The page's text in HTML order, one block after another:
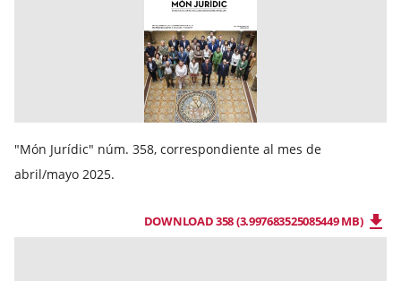
"Món Jurídic" núm. 358, correspondiente al mes de
abril/mayo 2025.
DOWNLOAD 358 (3.997683525085449 MB)